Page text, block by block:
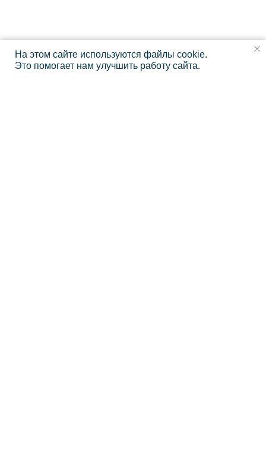
На этом сайте используются файлы cookie.
Это помогает нам улучшить работу сайта.